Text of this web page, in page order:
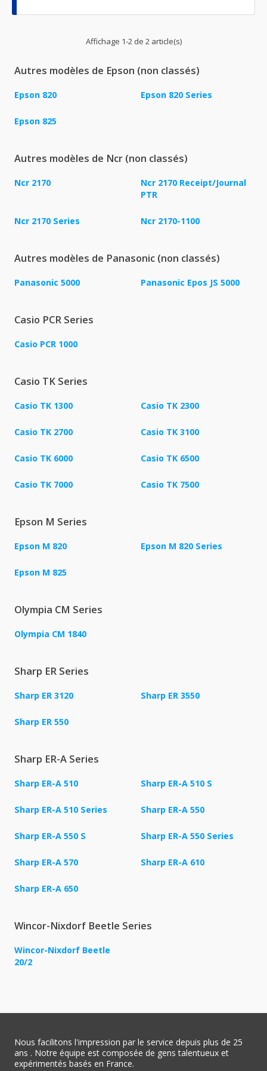
Affichage 1-2 de 2 article(s)
Autres modèles de Epson (non classés)
Epson 820 Epson 820 Series
Epson 825
Autres modèles de Ncr (non classés)
Ncr 2170
Ncr 2170 Receipt/Journal
PTR
Ncr 2170 Series Ncr 2170-1100
Autres modèles de Panasonic (non classés)
Panasonic 5000 Panasonic Epos JS 5000
Casio PCR Series
Casio PCR 1000
Casio TK Series
Casio TK 1300 Casio TK 2300
Casio TK 2700 Casio TK 3100
Casio TK 6000 Casio TK 6500
Casio TK 7000 Casio TK 7500
Epson M Series
Epson M 820 Epson M 820 Series
Epson M 825
Olympia CM Series
Olympia CM 1840
Sharp ER Series
Sharp ER 3120 Sharp ER 3550
Sharp ER 550
Sharp ER-A Series
Sharp ER-A 510 Sharp ER-A 510 S
Sharp ER-A 510 Series Sharp ER-A 550
Sharp ER-A 550 S Sharp ER-A 550 Series
Sharp ER-A 570 Sharp ER-A 610
Sharp ER-A 650
Wincor-Nixdorf Beetle Series
Wincor-Nixdorf Beetle
20/2
Nous facilitons l'impression par le service depuis plus de 25
ans . Notre équipe est composée de gens talentueux et
expérimentés basés en France.